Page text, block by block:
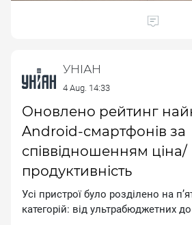
УНІАН
4 Aug. 14:33
Оновлено рейтинг
Android-смартфонів за
співвідношенням ціна/
продуктивність
Усі пристрої було розділено на
категорій: від ультрабюджетних